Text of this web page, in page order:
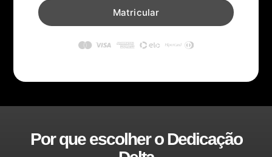
Matricular
Por que escolher o Dedicação